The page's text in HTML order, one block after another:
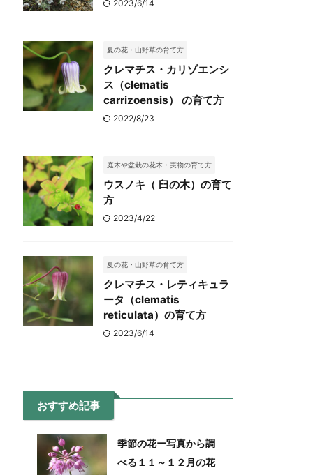
2023/6/14
夏の花・山野草の育て方
クレマチス・カリゾエンシ
ス（clematis
carrizoensis） の育て方
2022/8/23
庭木や盆栽の花木・実物の育て方
ウスノキ（ 臼の木）の育て
方
2023/4/22
夏の花・山野草の育て方
クレマチス・レティキュラ
ータ（clematis
reticulata）の育て方
2023/6/14
おすすめ記事
季節の花ー写真から調
べる１１～１２月の花